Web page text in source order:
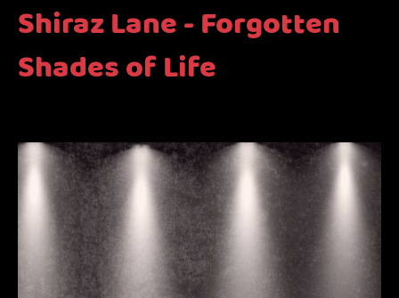
Shiraz Lane - Forgotten
Shades of Life